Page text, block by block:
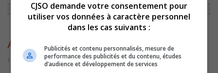
André Champagne (003)
1 août 2016 | Par Journaliste CJSO
CJSO demande votre consentement pour
utiliser vos données à caractère personnel
dans les cas suivants :
Publicités et contenu personnalisés, mesure de
performance des publicités et du contenu, études
d’audience et développement de services